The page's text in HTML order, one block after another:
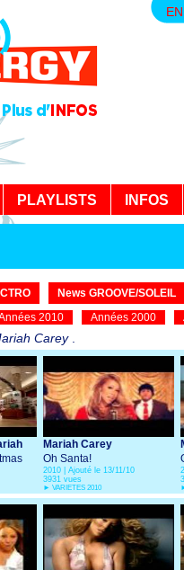
PLAYLISTS INFOS
News GROOVE/SOLEIL
2010 Années 2000
Carey
Mariah Carey
Oh Santa!
2010 | Ajouté le 13/11/10
3931 vues
► VARIETES 2010